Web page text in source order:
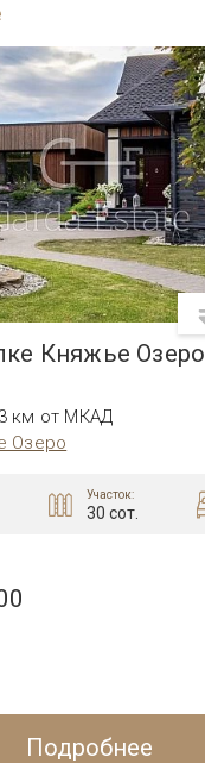
Княжье Озеро
км от МКАД
Озеро
Участок:
30 сот.
Подробнее